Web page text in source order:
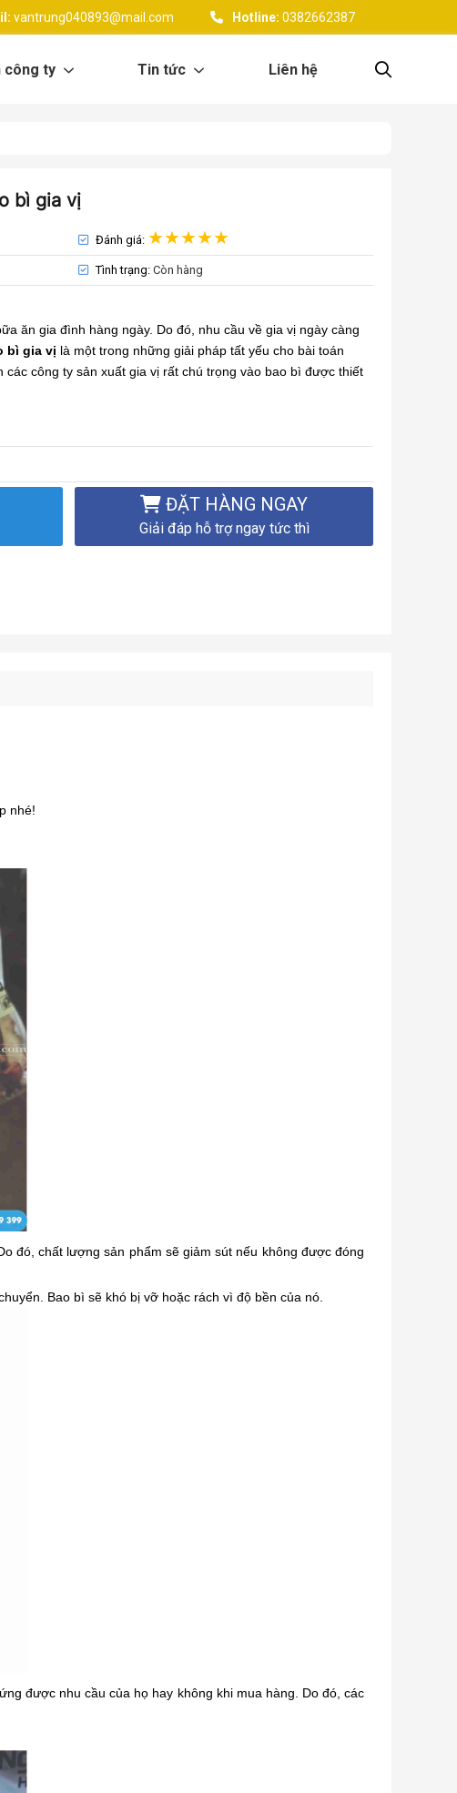
vantrung040893@mail.com Hotline: 0382662387
công ty Tin tức Liên hệ
bì gia vị
Đánh giá:
Tình trạng: Còn hàng
ăn gia đình hàng ngày. Do đó, nhu cầu về gia vị ngày càng
bì gia vị là một trong những giải pháp tất yếu cho bài toán
công ty sản xuất gia vị rất chú trọng vào bao bì được thiết
ĐẶT HÀNG NGAY
Giải đáp hỗ trợ ngay tức thì
nhé!
đó, chất lượng sản phẩm sẽ giảm sút nếu không được đóng
Bao bì sẽ khó bị vỡ hoặc rách vì độ bền của nó.
được nhu cầu của họ hay không khi mua hàng. Do đó, các